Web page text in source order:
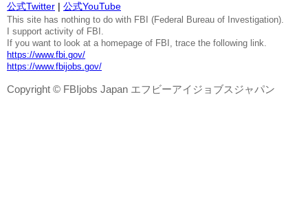
公式Twitter | 公式YouTube
This site has nothing to do with FBI (Federal Bureau of Investigation).
I support activity of FBI.
If you want to look at a homepage of FBI, trace the following link.
https://www.fbi.gov/
https://www.fbijobs.gov/
Copyright © FBIjobs Japan エフビーアイジョブスジャパン